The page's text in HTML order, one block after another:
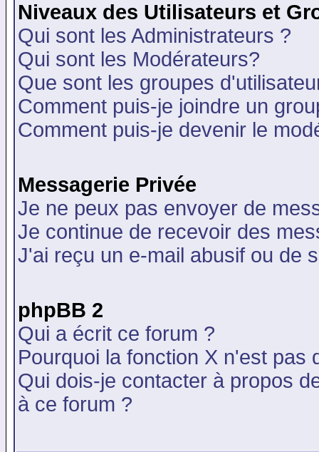
Niveaux des Utilisateurs et
Qui sont les Administrateurs ?
Qui sont les Modérateurs?
Que sont les groupes
Comment puis-je joindre un
Comment puis-je devenir le
Messagerie Privée
Je ne peux pas envoyer de
Je continue de recevoir des
J'ai reçu un e-mail abusif ou de
phpBB 2
Qui a écrit ce forum ?
Pourquoi la fonction X n'est pas
Qui dois-je contacter à propos
à ce forum ?